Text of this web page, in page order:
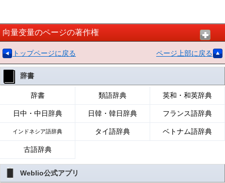
向量变量のページの著作権
トップページに戻る ページ上部に戻る
辞書
辞書 類語辞典 英和・和英辞典
日中・中日辞典 日韓・韓日辞典 フランス語辞典
インドネシア語辞典 タイ語辞典 ベトナム語辞典
古語辞典
Weblio公式アプリ